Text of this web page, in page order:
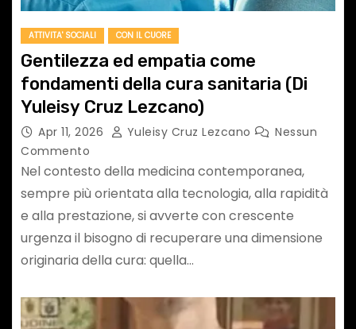
ATTIVITA' SOCIALI CON IL CUORE
Gentilezza ed empatia come
fondamenti della cura sanitaria (Di
Yuleisy Cruz Lezcano)
Apr 11, 2026 Yuleisy Cruz Lezcano
Nessun
Commento
Nel contesto della medicina contemporanea,
sempre più orientata alla tecnologia, alla rapidità
e alla prestazione, si avverte con crescente
urgenza il bisogno di recuperare una dimensione
originaria della cura: quella…